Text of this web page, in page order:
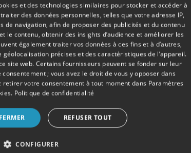
et des technologies similaires pour stocker et accéder à
des données personnelles, telles que votre adresse IP,
de navigation, afin de proposer des publicités et du contenu
le contenu, obtenir des insights d’audience et améliorer les
également traiter vos données à ces fins et à d’autres,
précises et des caractéristiques de l’appareil.
site web. Certains fournisseurs peuvent se fonder sur leur
; vous avez le droit de vous y opposer dans
retirer votre consentement à tout moment dans Paramètres
. Politique de confidentialité
REFUSER TOUT
CONFIGURER